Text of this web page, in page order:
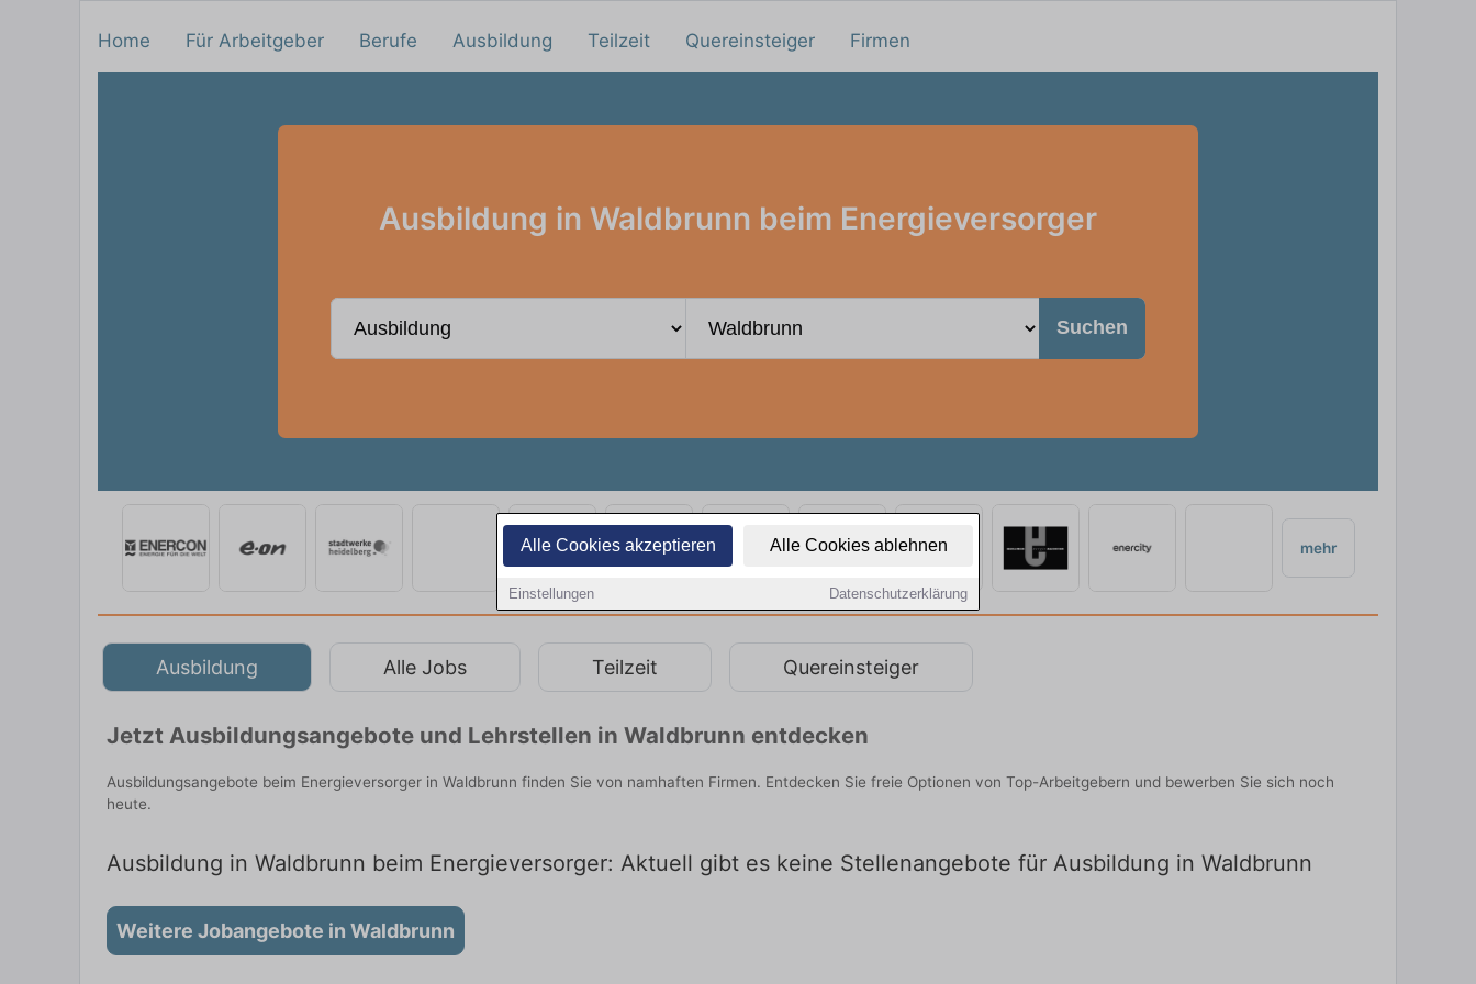
Alle Cookies akzeptieren Alle Cookies ablehnen
Einstellungen Datenschutzerklärung
Home Für Arbeitgeber Berufe Ausbildung Teilzeit Quereinsteiger Firmen
Ausbildung in Waldbrunn beim Energieversorger
Suchen
mehr
Ausbildung Alle Jobs Teilzeit Quereinsteiger
Jetzt Ausbildungsangebote und Lehrstellen in Waldbrunn entdecken
Ausbildungsangebote beim Energieversorger in Waldbrunn finden Sie von namhaften Firmen. Entdecken Sie freie Optionen von Top-Arbeitgebern und bewerben Sie sich noch
heute.
Ausbildung in Waldbrunn beim Energieversorger: Aktuell gibt es keine Stellenangebote für Ausbildung in Waldbrunn
Weitere Jobangebote in Waldbrunn